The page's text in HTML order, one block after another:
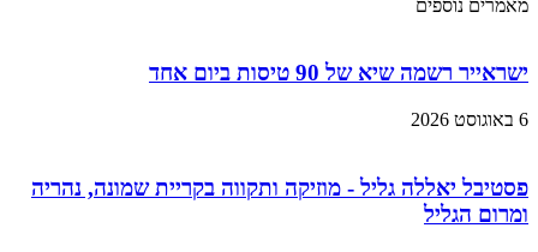
מאמרים נוספים
ישראייר רשמה שיא של 90 טיסות ביום אחד
6 באוגוסט 2026
פסטיבל יאללה גליל - מוזיקה ותקווה בקריית שמונה, נהריה
ומרום הגליל